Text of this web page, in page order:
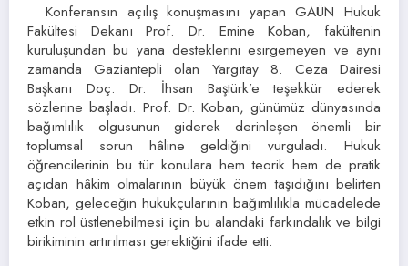
Konferansın açılış konuşmasını yapan GAÜN Hukuk
Fakültesi Dekanı Prof. Dr. Emine Koban, fakültenin
kuruluşundan bu yana desteklerini esirgemeyen ve aynı
zamanda Gaziantepli olan Yargıtay 8. Ceza Dairesi
Başkanı Doç. Dr. İhsan Baştürk’e teşekkür ederek
sözlerine başladı. Prof. Dr. Koban, günümüz dünyasında
bağımlılık olgusunun giderek derinleşen önemli bir
toplumsal sorun hâline geldiğini vurguladı. Hukuk
öğrencilerinin bu tür konulara hem teorik hem de pratik
açıdan hâkim olmalarının büyük önem taşıdığını belirten
Koban, geleceğin hukukçularının bağımlılıkla mücadelede
etkin rol üstlenebilmesi için bu alandaki farkındalık ve bilgi
birikiminin artırılması gerektiğini ifade etti.